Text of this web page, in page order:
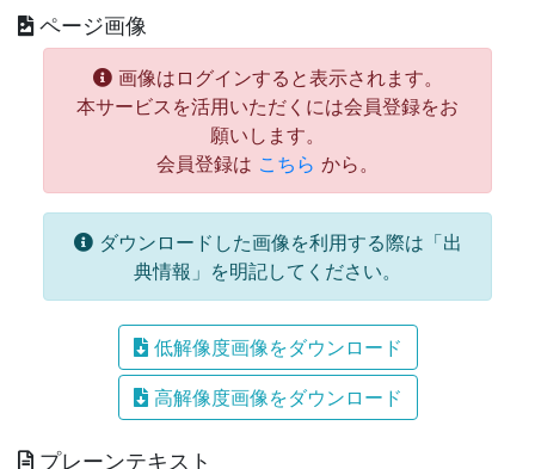
ページ画像
画像はログインすると表示されます。
本サービスを活用いただくには会員登録をお
願いします。
会員登録は こちら から。
ダウンロードした画像を利用する際は「出
典情報」を明記してください。
低解像度画像をダウンロード
高解像度画像をダウンロード
プレーンテキスト